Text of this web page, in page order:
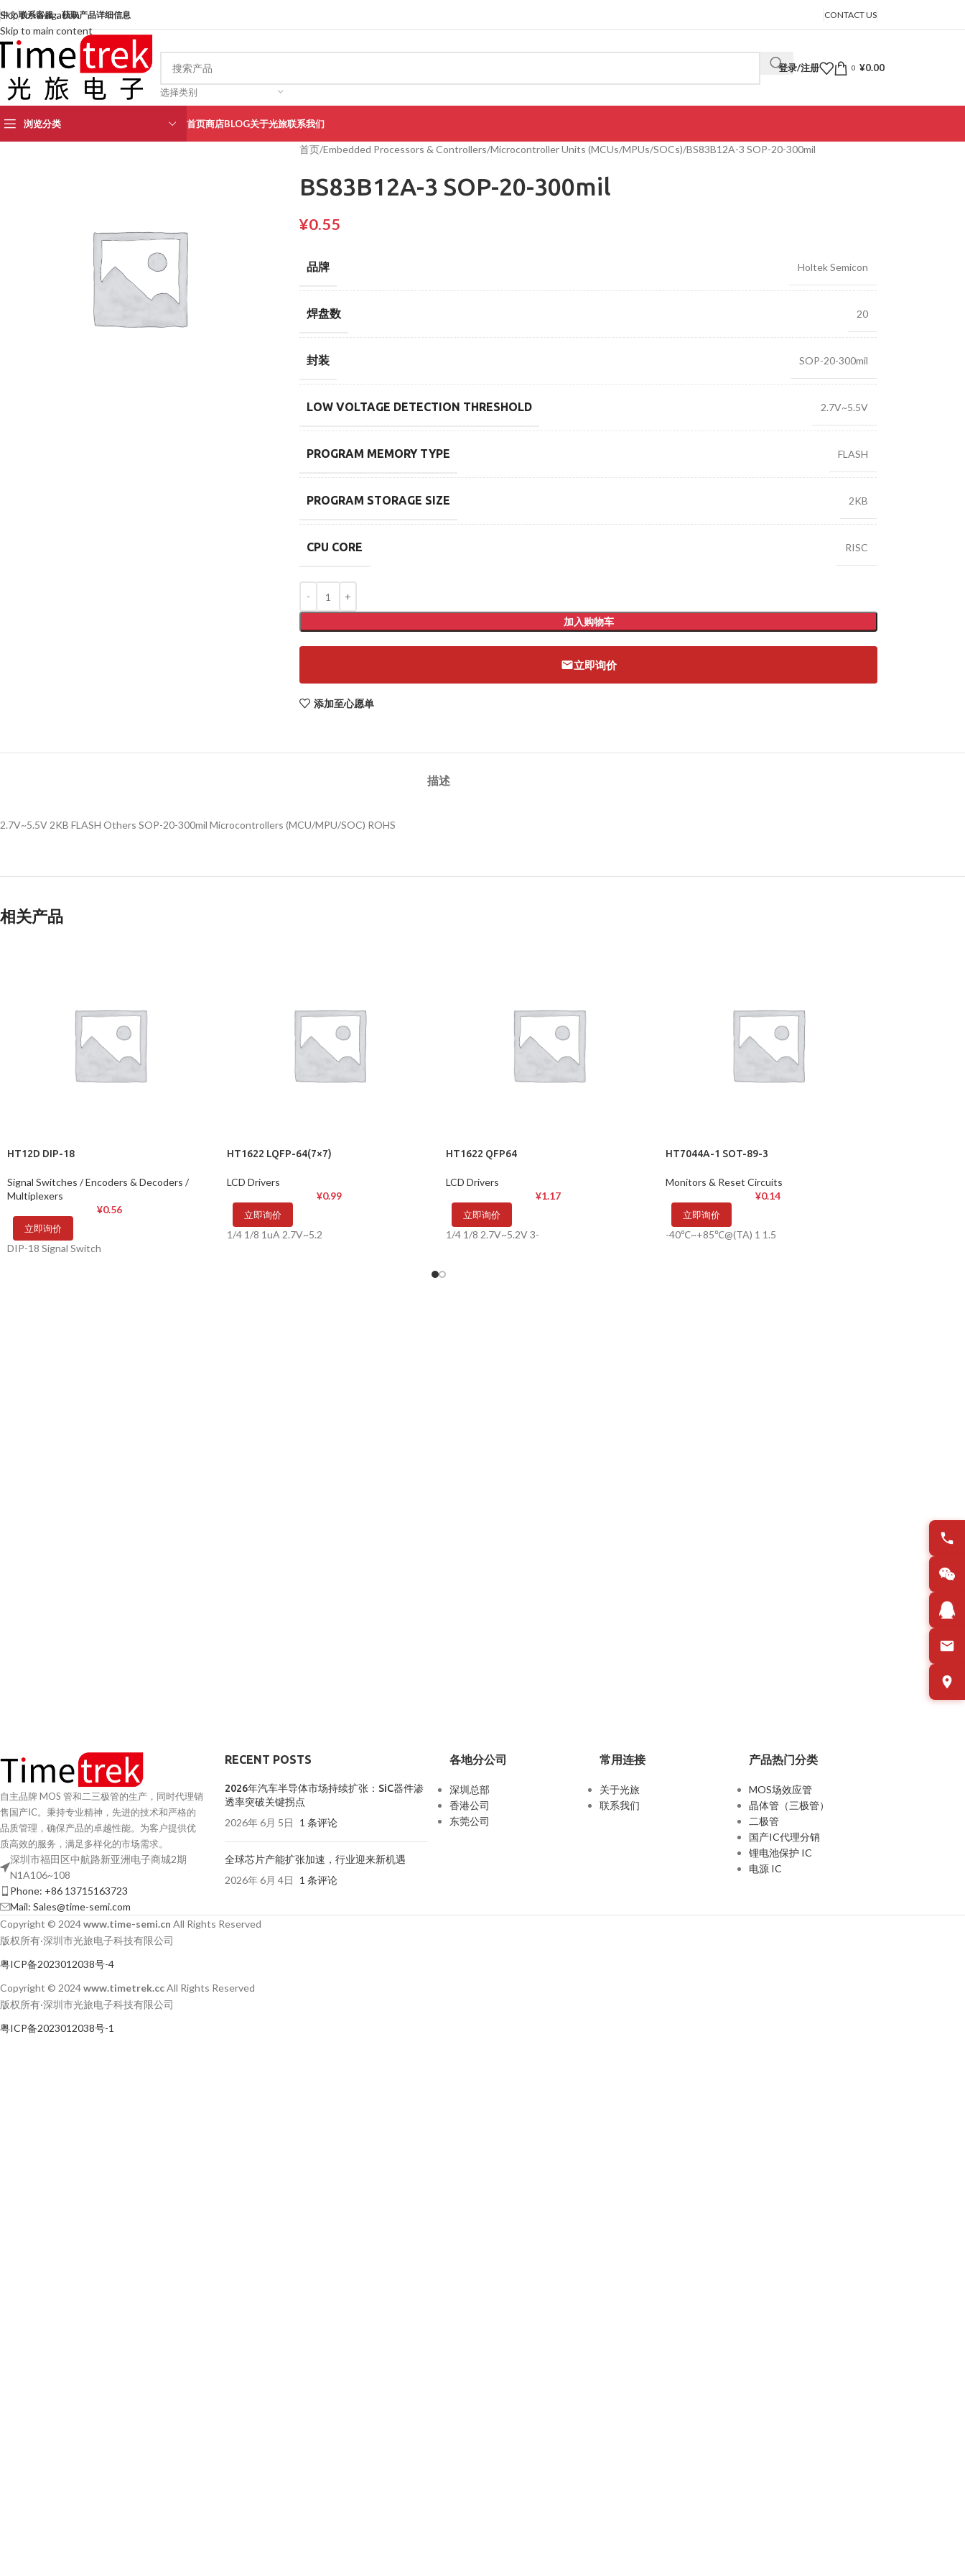
Skip to navigation
Skip to main content
中文联系客服，获取产品详细信息 CONTACT US
选择类别
登录/注册 0 ¥0.00
浏览分类 首页商店BLOG关于光旅联系我们
首页 Embedded Processors & Controllers Microcontroller Units (MCUs/MPUs/SOCs) BS83B12A-3 SOP-20-300mil
BS83B12A-3 SOP-20-300mil
¥0.55
品牌 Holtek Semicon
焊盘数 20
封装 SOP-20-300mil
LOW VOLTAGE DETECTION THRESHOLD 2.7V~5.5V
PROGRAM MEMORY TYPE FLASH
PROGRAM STORAGE SIZE 2KB
CPU CORE RISC
加入购物车
立即询价
添加至心愿单
描述
2.7V~5.5V 2KB FLASH Others SOP-20-300mil Microcontrollers (MCU/MPU/SOC) ROHS
相关产品
HT12D DIP-18
Signal Switches / Encoders & Decoders /
Multiplexers
¥0.56
立即询价
DIP-18 Signal Switch
HT1622 LQFP-64(7×7)
LCD Drivers
¥0.99
立即询价
1/4 1/8 1uA 2.7V~5.2
HT1622 QFP64
LCD Drivers
¥1.17
立即询价
1/4 1/8 2.7V~5.2V 3-
HT7044A-1 SOT-89-3
Monitors & Reset Circuits
¥0.14
立即询价
-40℃~+85℃@(TA) 1 1.5
自主品牌 MOS 管和二三极管的生产，同时代理销
售国产IC。秉持专业精神，先进的技术和严格的
品质管理，确保产品的卓越性能。为客户提供优
质高效的服务，满足多样化的市场需求。
深圳市福田区中航路新亚洲电子商城2期
N1A106~108
Phone: +86 13715163723
Mail: Sales@time-semi.com
RECENT POSTS
2026年汽车半导体市场持续扩张：SiC器件渗
透率突破关键拐点
2026年 6月 5日 1 条评论
全球芯片产能扩张加速，行业迎来新机遇
2026年 6月 4日 1 条评论
各地分公司
深圳总部
香港公司
东莞公司
常用连接
关于光旅
联系我们
产品热门分类
MOS场效应管
晶体管（三极管）
二极管
国产IC代理分销
锂电池保护 IC
电源 IC
Copyright © 2024www.time-semi.cn All Rights Reserved
版权所有·深圳市光旅电子科技有限公司
粤ICP备2023012038号-4
Copyright © 2024www.timetrek.ccAll Rights Reserved
版权所有·深圳市光旅电子科技有限公司
粤ICP备2023012038号-1